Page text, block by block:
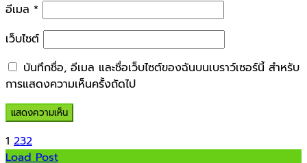
อีเมล *
เว็บไซต์
บันทึกชื่อ, อีเมล และชื่อเว็บไซต์ของฉันบนเบราว์เซอร์นี้ สำหรับ
การแสดงความเห็นครั้งถัดไป
1 232
Load Post